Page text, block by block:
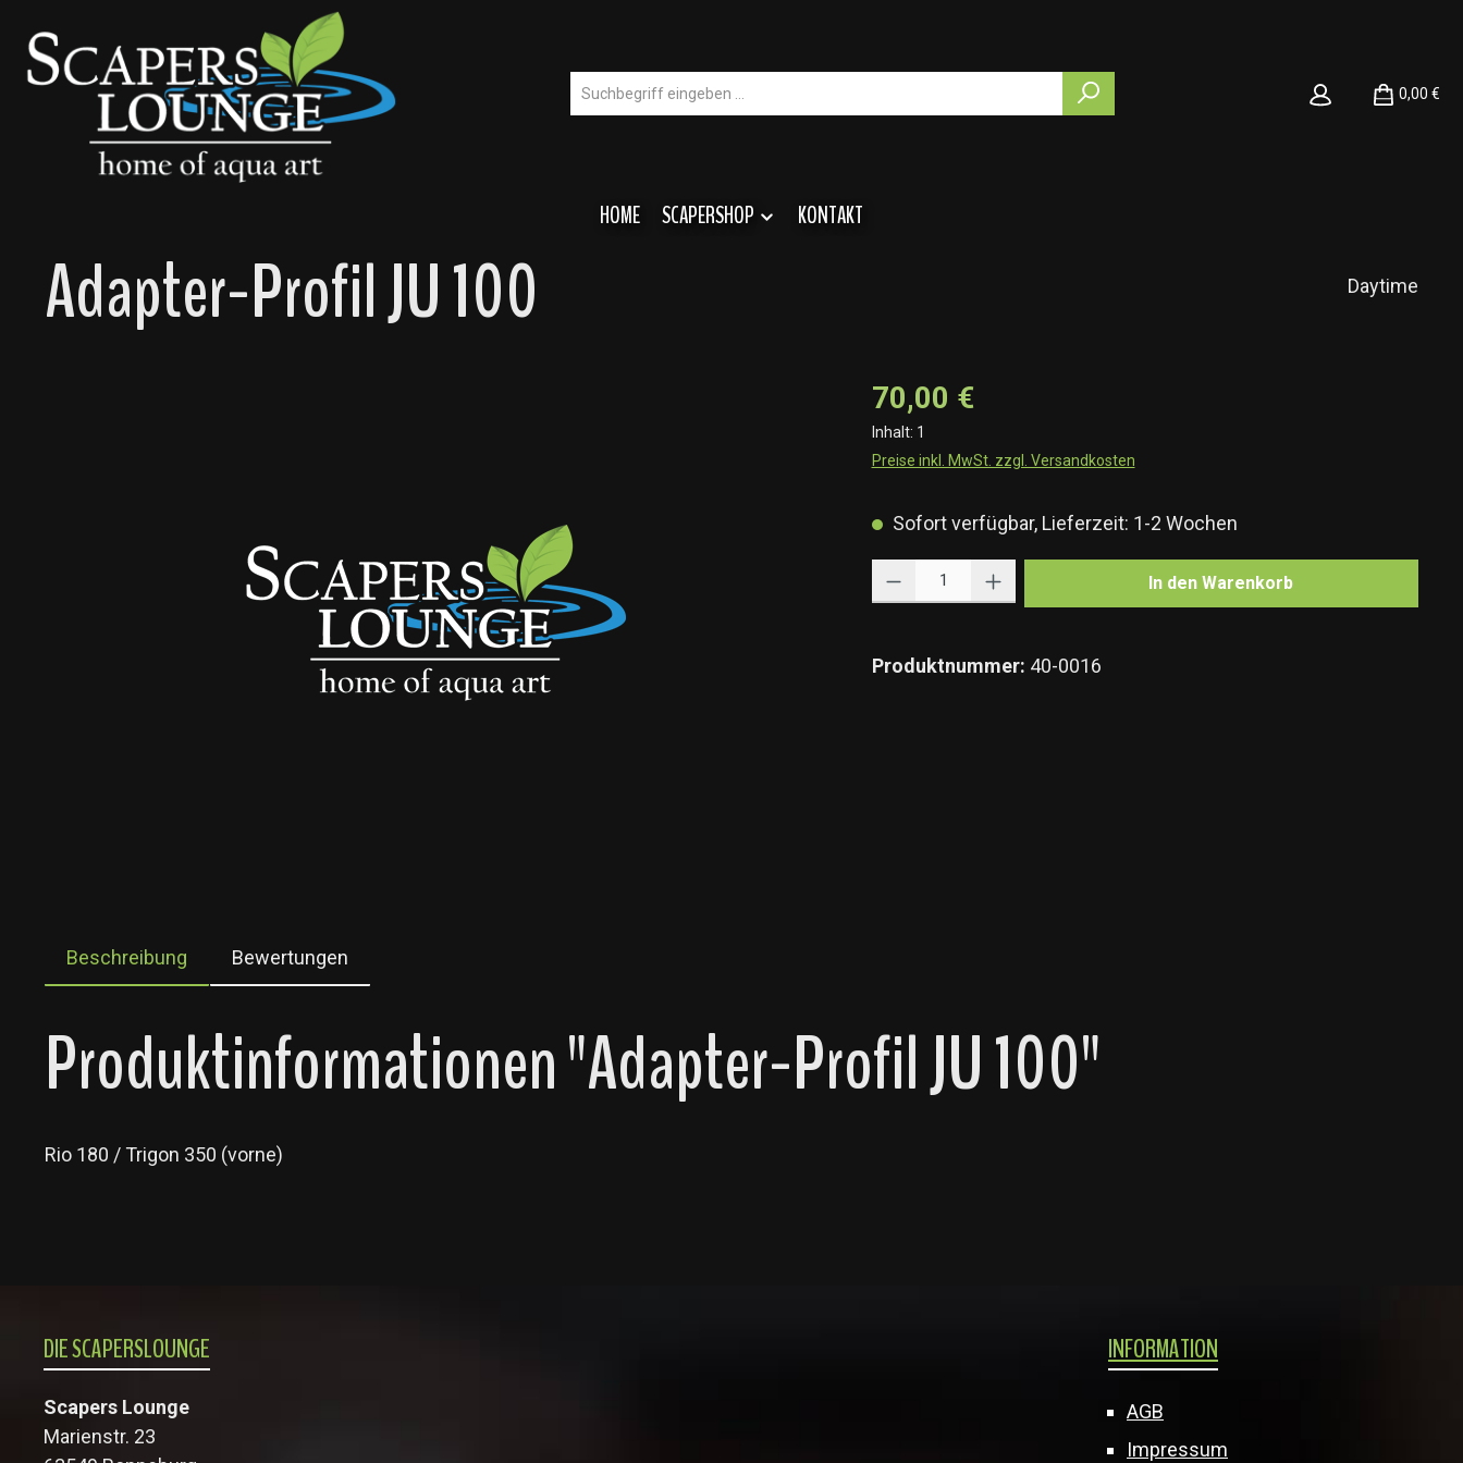
Zur Hauptnavigation springen
0,00 €
HOME SCAPERSHOP KONTAKT
Adapter-Profil JU 100 Daytime
70,00 €
Inhalt: 1
Preise inkl. MwSt. zzgl. Versandkosten
Sofort verfügbar, Lieferzeit: 1-2 Wochen
In den Warenkorb
Produktnummer: 40-0016
Beschreibung Bewertungen
Produktinformationen "Adapter-Profil JU 100"
Rio 180 / Trigon 350 (vorne)
DIE SCAPERSLOUNGE
Scapers Lounge
Marienstr. 23
INFORMATION
AGB
Impressum